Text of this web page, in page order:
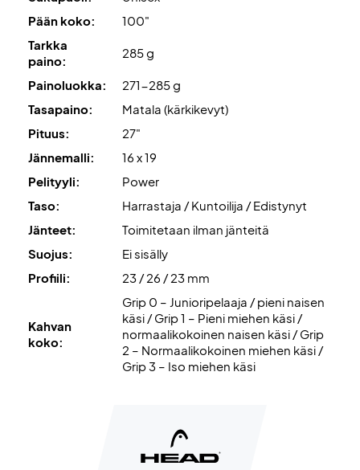
Pään koko:
100"
Tarkka
paino:
285 g
Painoluokka:
271-285 g
Tasapaino:
Matala (kärkikevyt)
Pituus:
27"
Jännemalli:
16 x 19
Pelityyli:
Power
Taso:
Harrastaja / Kuntoilija / Edistynyt
Jänteet:
Toimitetaan ilman jänteitä
Suojus:
Ei sisälly
Profiili:
23 / 26 / 23 mm
Kahvan
koko:
Grip 0 – Junioripelaaja / pieni naisen
käsi / Grip 1 – Pieni miehen käsi /
normaalikokoinen naisen käsi / Grip
2 – Normaalikokoinen miehen käsi /
Grip 3 – Iso miehen käsi